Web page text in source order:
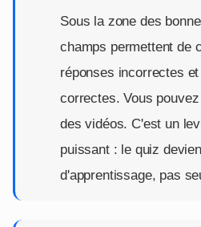
Sous la zone des
champs permettent de
réponses incorrectes
correctes. Vous
des vidéos. C'est un
puissant : le quiz
d'apprentissage, pas